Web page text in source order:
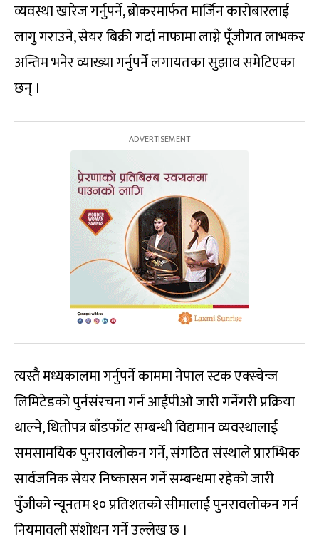
व्यवस्था खारेज गर्नुपर्ने, ब्रोकरमार्फत मार्जिन कारोबारलाई
लागु गराउने, सेयर बिक्री गर्दा नाफामा लाग्ने पूँजीगत लाभकर
अन्तिम भनेर व्याख्या गर्नुपर्ने लगायतका सुझाव समेटिएका
छन् ।
त्यस्तै मध्यकालमा गर्नुपर्ने काममा नेपाल स्टक एक्स्चेन्ज
लिमिटेडको पुर्नसंरचना गर्न आईपीओ जारी गर्नेगरी प्रक्रिया
थाल्ने, धितोपत्र बाँडफाँट सम्बन्धी विद्यमान व्यवस्थालाई
समसामयिक पुनरावलोकन गर्ने, संगठित संस्थाले प्रारम्भिक
सार्वजनिक सेयर निष्कासन गर्ने सम्बन्धमा रहेको जारी
पुँजीको न्यूनतम १० प्रतिशतको सीमालाई पुनरावलोकन गर्न
नियमावली संशोधन गर्ने उल्लेख छ ।